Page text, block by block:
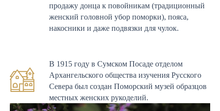
продажу донца к повойникам (традиционный
женский головной убор поморки), пояса,
накосники и даже подвязки для чулок.
В 1915 году в Сумском Посаде отделом
Архангельского общества изучения Русского
Севера был создан Поморский музей образцов
местных женских рукоделий.